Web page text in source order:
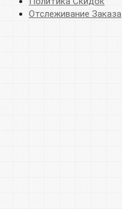
Отслеживание Заказа